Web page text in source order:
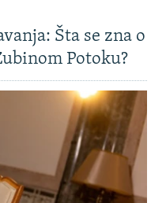
Šta se zna o
Potoku?